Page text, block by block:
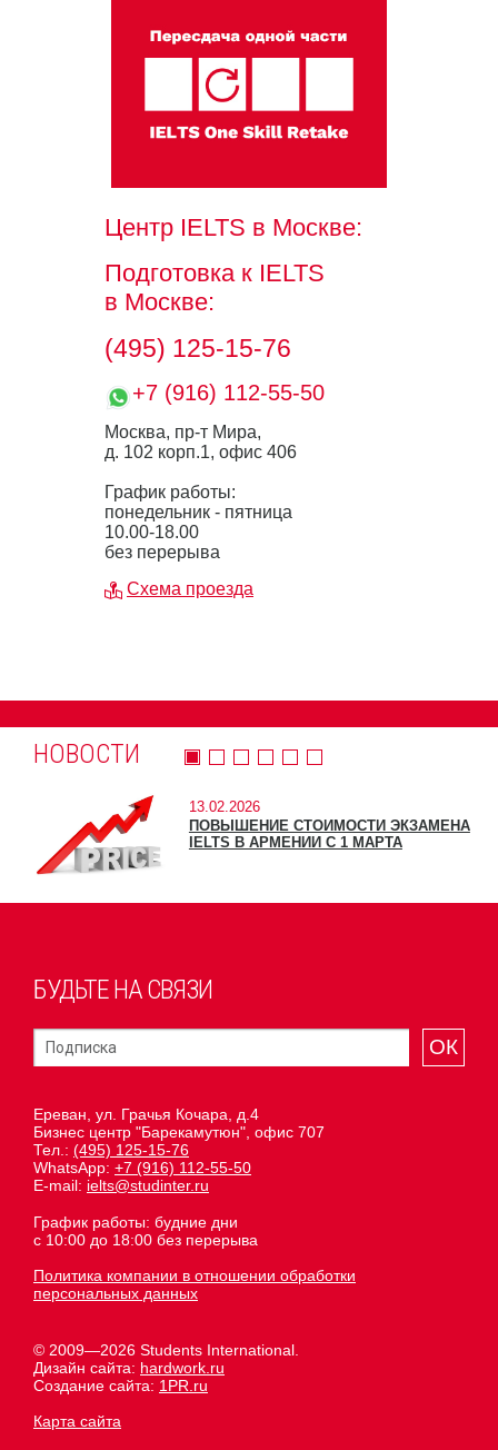
Центр IELTS в Москве:
Подготовка к IELTS
в Москве:
(495) 125-15-76
+7 (916) 112-55-50
Москва, пр-т Мира,
д. 102 корп.1, офис 406
График работы:
понедельник - пятница
10.00-18.00
без перерыва
Схема проезда
НОВОСТИ
13.02.2026
ПОВЫШЕНИЕ СТОИМОСТИ ЭКЗАМЕНА
IELTS В АРМЕНИИ С 1 МАРТА
БУДЬТЕ НА СВЯЗИ
ОК
Ереван, ул. Грачья Кочара, д.4
Бизнес центр "Барекамутюн", офис 707
Тел.: (495) 125-15-76
WhatsApp: +7 (916) 112-55-50
E-mail: ielts@studinter.ru
График работы: будние дни
с 10:00 до 18:00 без перерыва
Политика компании в отношении обработки
персональных данных
© 2009—2026 Students International.
Дизайн сайта: hardwork.ru
Создание сайта: 1PR.ru
Карта сайта